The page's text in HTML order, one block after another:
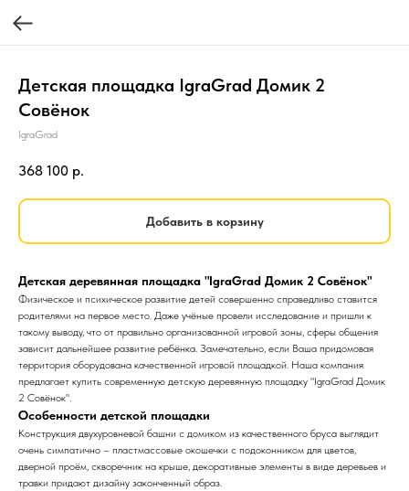
Детская площадка IgraGrad Домик 2
Совёнок
IgraGrad
368 100 р.
Добавить в корзину
Детская деревянная площадка "IgraGrad Домик 2 Совёнок"
Физическое и психическое развитие детей совершенно справедливо ставится
родителями на первое место. Даже учёные провели исследование и пришли к
такому выводу, что от правильно организованной игровой зоны, сферы общения
зависит дальнейшее развитие ребёнка. Замечательно, если Ваша придомовая
территория оборудована качественной игровой площадкой. Наша компания
предлагает купить современную детскую деревянную площадку "IgraGrad Домик
2 Совёнок".
Особенности детской площадки
Конструкция двухуровневой башни с домиком из качественного бруса выглядит
очень симпатично – пластмассовые окошечки с подоконником для цветов,
дверной проём, скворечник на крыше, декоративные элементы в виде деревьев и
травки придают дизайну законченный образ.